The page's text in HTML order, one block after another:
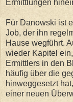
Ermittlungen
Für Danowski ist
Job, der ihn
Hause wegführt.
wieder Kapitel
Ermittlers in den
häufig über die
hinweggesetzt
einer neuen